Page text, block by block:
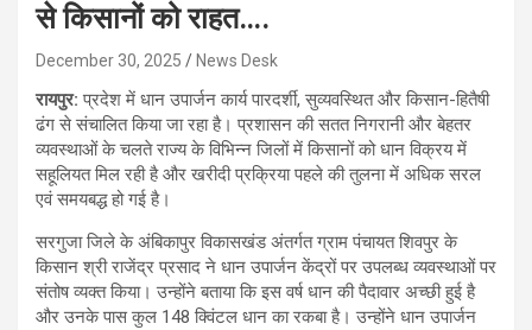
से किसानों को राहत….
December 30, 2025 News Desk
रायपुर:प्रदेश में धान उपार्जन कार्य पारदर्शी, सुव्यवस्थित और किसान-हितैषी
ढंग से संचालित किया जा रहा है। प्रशासन की सतत निगरानी और बेहतर
व्यवस्थाओं के चलते राज्य के विभिन्न जिलों में किसानों को धान विक्रय में
सहूलियत मिल रही है और खरीदी प्रक्रिया पहले की तुलना में अधिक सरल
एवं समयबद्ध हो गई है।
सरगुजा जिले के अंबिकापुर विकासखंड अंतर्गत ग्राम पंचायत शिवपुर के
किसान श्री राजेंद्र प्रसाद ने धान उपार्जन केंद्रों पर उपलब्ध व्यवस्थाओं पर
संतोष व्यक्त किया। उन्होंने बताया कि इस वर्ष धान की पैदावार अच्छी हुई है
और उनके पास कुल 148 क्विंटल धान का रकबा है। उन्होंने धान उपार्जन